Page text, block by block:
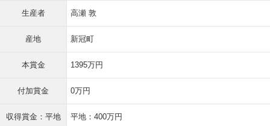
生産者 高瀬 敦
産地 新冠町
本賞金 1395万円
付加賞金 0万円
収得賞金：平地 平地：400万円